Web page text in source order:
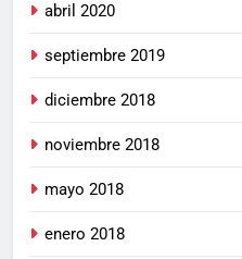
abril 2020
septiembre 2019
diciembre 2018
noviembre 2018
mayo 2018
enero 2018